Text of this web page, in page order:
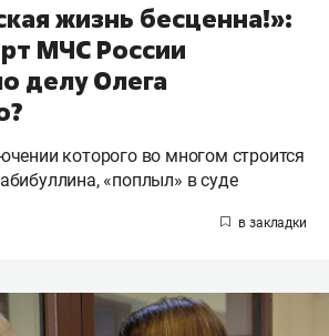
жизнь бесценна!»:
МЧС России
делу Олега
которого во многом строится
«поплыл» в суде